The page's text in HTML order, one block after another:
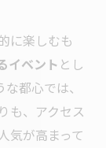
に楽しむも
イベント とし
都心では、
も、アクセス
気が高まって